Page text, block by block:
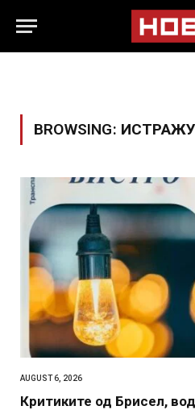
BROWSING:
AUGUST 6, 2026
Критиките од Брисел,